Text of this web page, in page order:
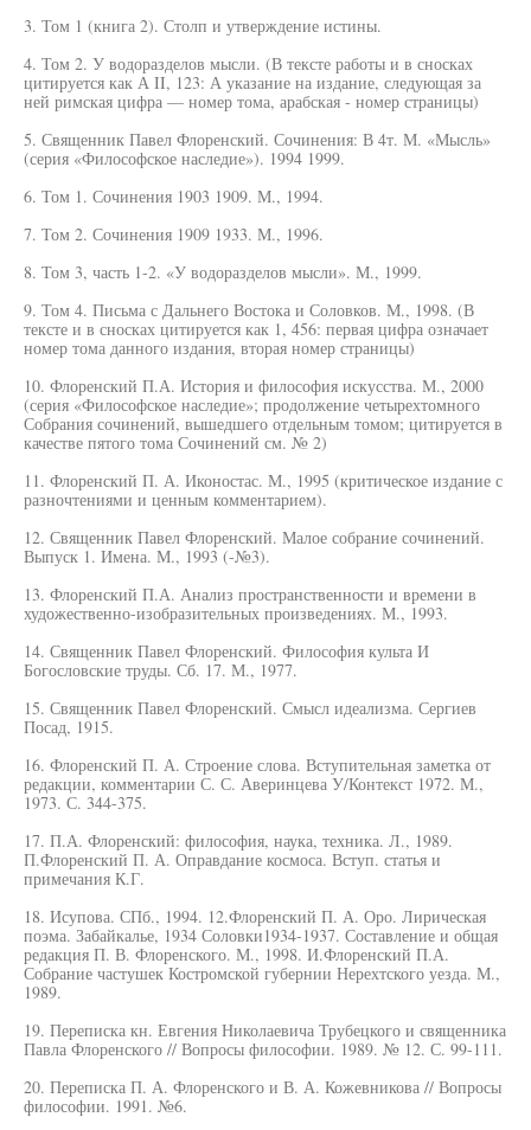
3. Том 1 (книга 2). Столп и утверждение истины.
4. Том 2. У водоразделов мысли. (В тексте работы и в сносках
цитируется как А II, 123: А указание на издание, следующая за
ней римская цифра — номер тома, арабская - номер страницы)
5. Священник Павел Флоренский. Сочинения: В 4т. М. «Мысль»
(серия «Философское наследие»). 1994 1999.
6. Том 1. Сочинения 1903 1909. М., 1994.
7. Том 2. Сочинения 1909 1933. М., 1996.
8. Том 3, часть 1-2. «У водоразделов мысли». М., 1999.
9. Том 4. Письма с Дальнего Востока и Соловков. М., 1998. (В
тексте и в сносках цитируется как 1, 456: первая цифра означает
номер тома данного издания, вторая номер страницы)
10. Флоренский П.А. История и философия искусства. М., 2000
(серия «Философское наследие»; продолжение четырехтомного
Собрания сочинений, вышедшего отдельным томом; цитируется в
качестве пятого тома Сочинений см. № 2)
11. Флоренский П. А. Иконостас. М., 1995 (критическое издание с
разночтениями и ценным комментарием).
12. Священник Павел Флоренский. Малое собрание сочинений.
Выпуск 1. Имена. М., 1993 (-№3).
13. Флоренский П.А. Анализ пространственности и времени в
художественно-изобразительных произведениях. М., 1993.
14. Священник Павел Флоренский. Философия культа И
Богословские труды. Сб. 17. М., 1977.
15. Священник Павел Флоренский. Смысл идеализма. Сергиев
Посад, 1915.
16. Флоренский П. А. Строение слова. Вступительная заметка от
редакции, комментарии С. С. Аверинцева У/Контекст 1972. М.,
1973. С. 344-375.
17. П.А. Флоренский: философия, наука, техника. Л., 1989.
П.Флоренский П. А. Оправдание космоса. Вступ. статья и
примечания К.Г.
18. Исупова. СПб., 1994. 12.Флоренский П. А. Оро. Лирическая
поэма. Забайкалье, 1934 Соловки1934-1937. Составление и общая
редакция П. В. Флоренского. М., 1998. И.Флоренский П.А.
Собрание частушек Костромской губернии Нерехтского уезда. М.,
1989.
19. Переписка кн. Евгения Николаевича Трубецкого и священника
Павла Флоренского // Вопросы философии. 1989. № 12. С. 99-111.
20. Переписка П. А. Флоренского и В. А. Кожевникова // Вопросы
философии. 1991. №6.